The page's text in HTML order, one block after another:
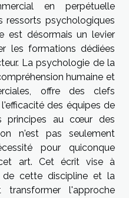
en perpétuelle
ressorts psychologiques
est désormais un levier
les formations dédiées
La psychologie de la
humaine et
offre des clefs
des équipes de
principes au cœur des
n'est pas seulement
pour quiconque
art. Cet écrit vise à
de cette discipline et la
l'approche